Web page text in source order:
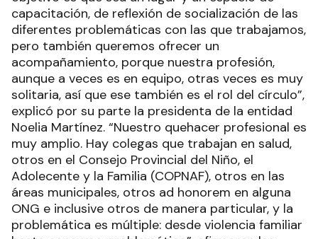
capacitación, de reflexión de socialización de las
diferentes problemáticas con las que trabajamos,
pero también queremos ofrecer un
acompañamiento, porque nuestra profesión,
aunque a veces es en equipo, otras veces es muy
solitaria, así que ese también es el rol del círculo”,
explicó por su parte la presidenta de la entidad
Noelia Martínez. “Nuestro quehacer profesional es
muy amplio. Hay colegas que trabajan en salud,
otros en el Consejo Provincial del Niño, el
Adolecente y la Familia (COPNAF), otros en las
áreas municipales, otros ad honorem en alguna
ONG e inclusive otros de manera particular, y la
problemática es múltiple: desde violencia familiar